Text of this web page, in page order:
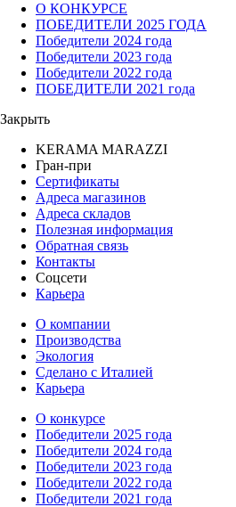
О КОНКУРСЕ
ПОБЕДИТЕЛИ 2025 ГОДА
Победители 2024 года
Победители 2023 года
Победители 2022 года
ПОБЕДИТЕЛИ 2021 года
Закрыть
KERAMA MARAZZI
Гран-при
Сертификаты
Адреса магазинов
Адреса складов
Полезная информация
Обратная связь
Контакты
Соцсети
Карьера
О компании
Производства
Экология
Сделано с Италией
Карьера
О конкурсе
Победители 2025 года
Победители 2024 года
Победители 2023 года
Победители 2022 года
Победители 2021 года